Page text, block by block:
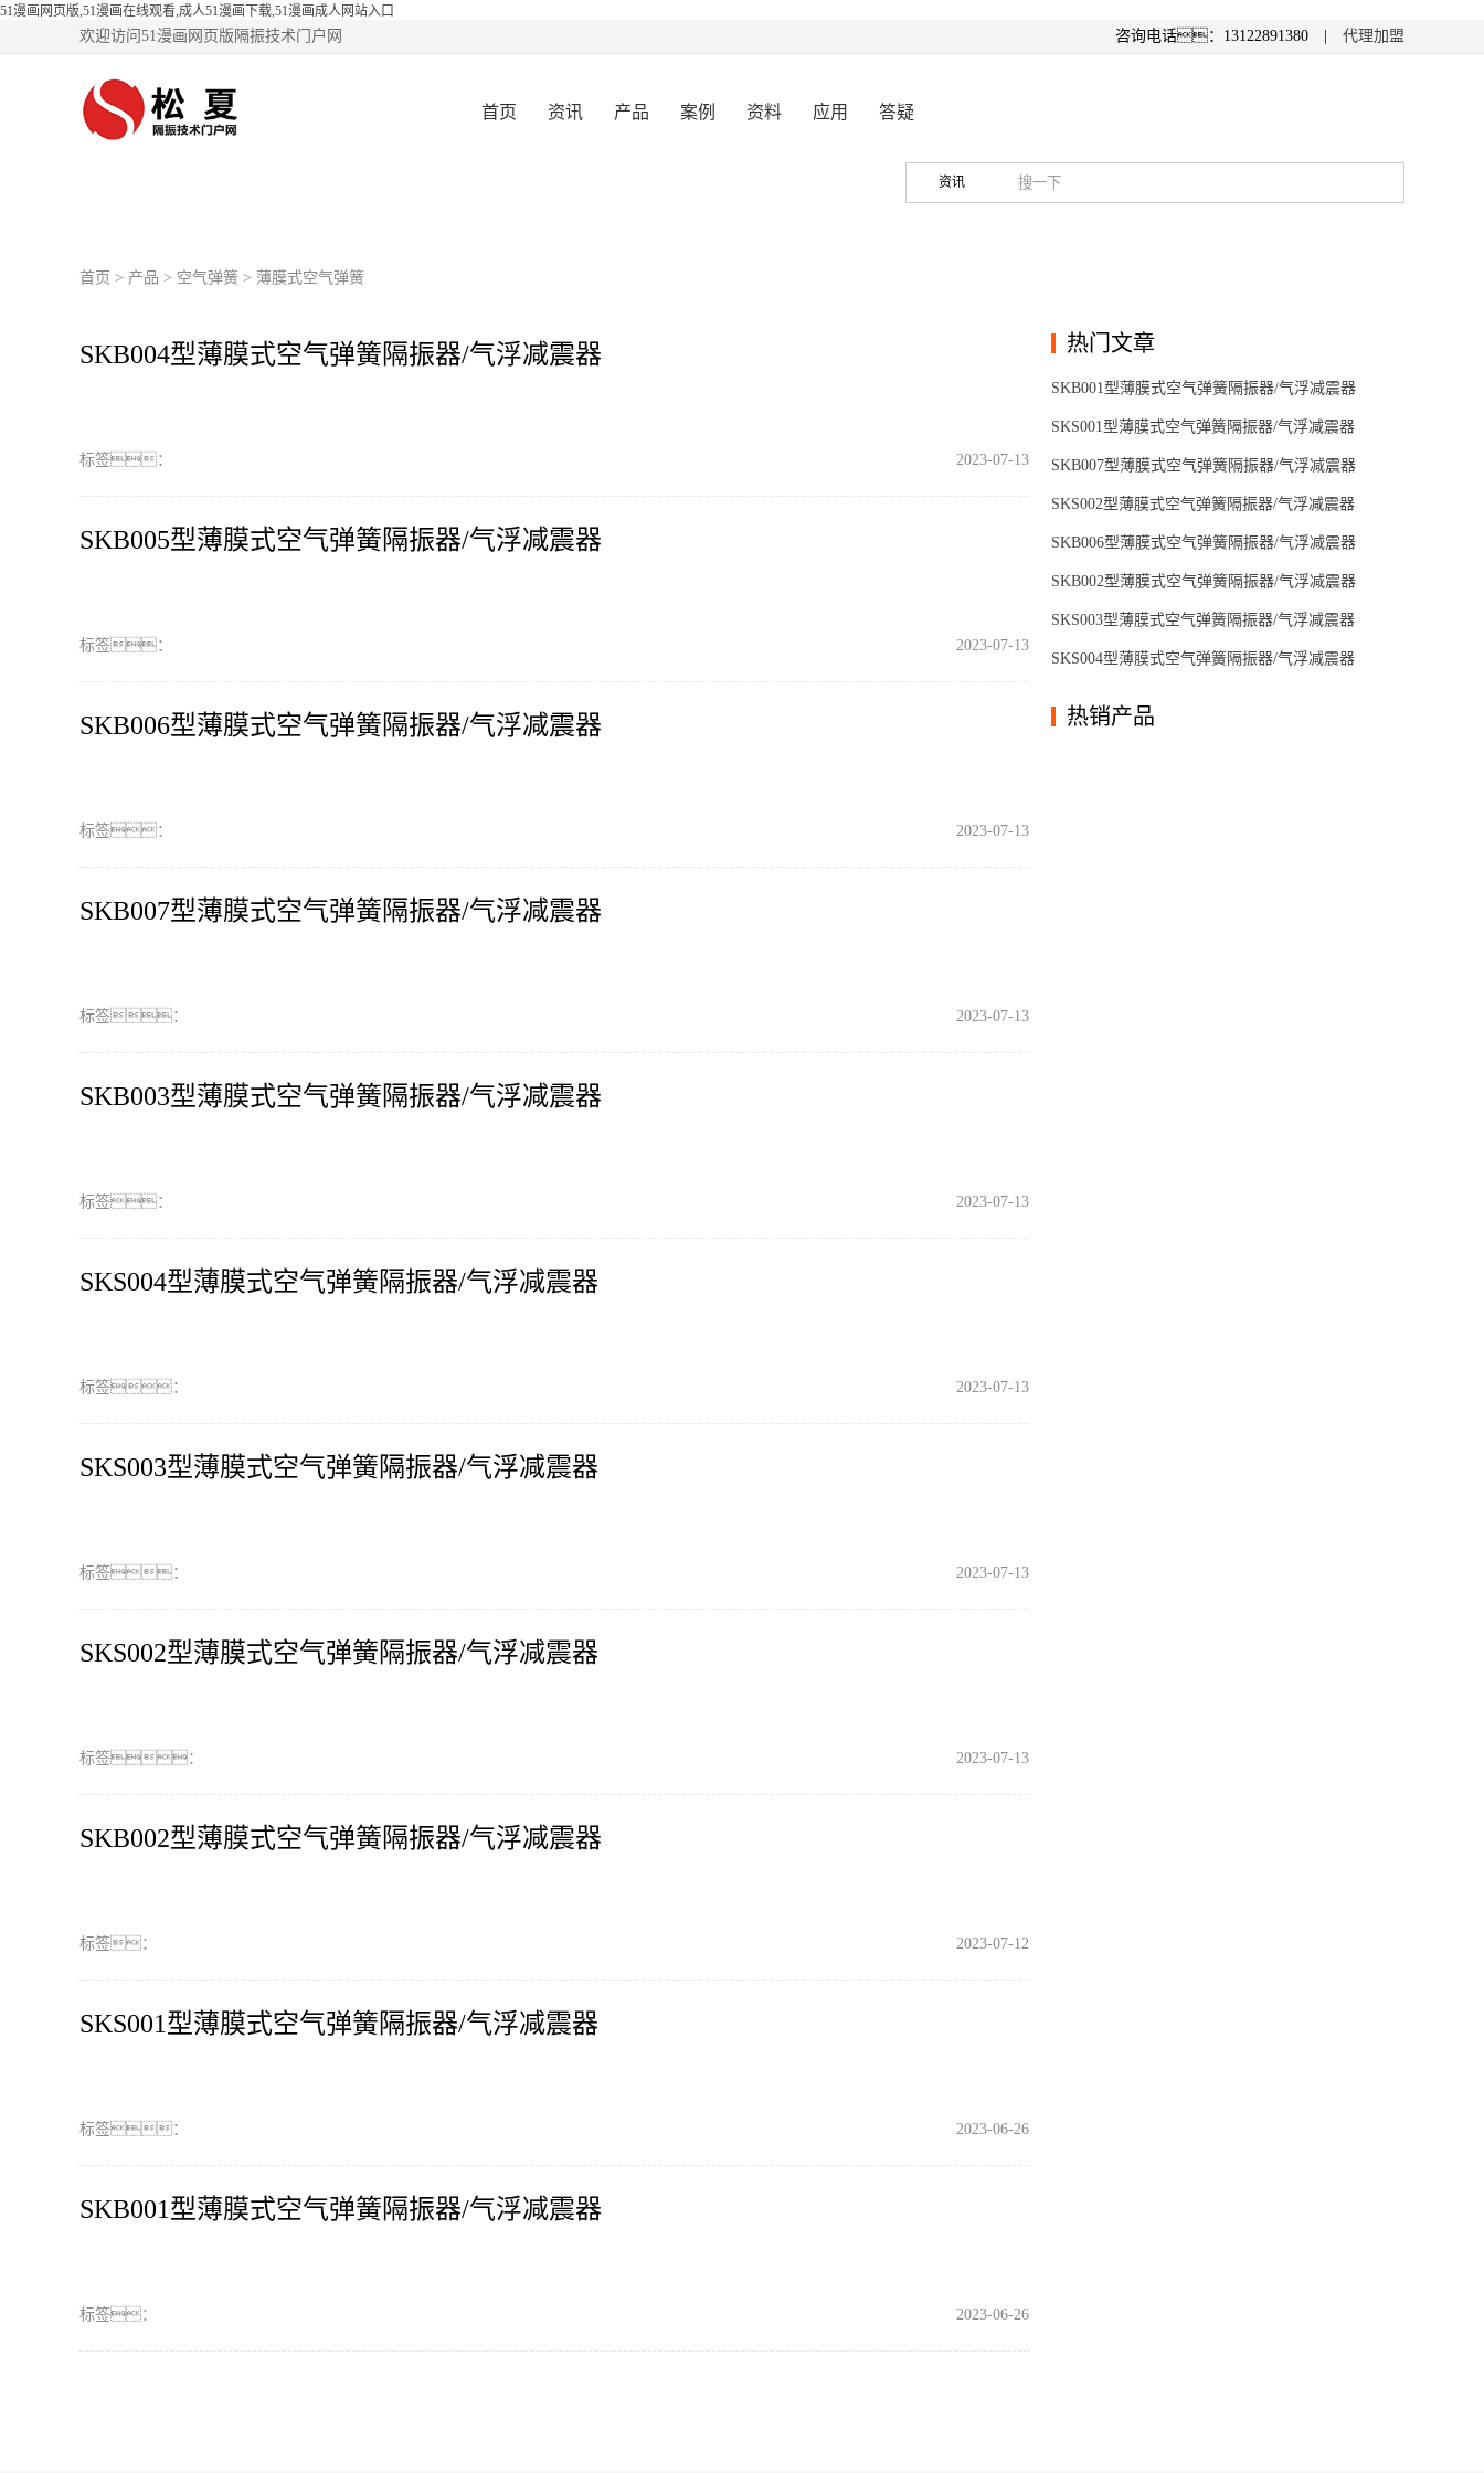
51漫画网页版,51漫画在线观看,成人51漫画下载,51漫画成人网站入口
欢迎访问51漫画网页版隔振技术门户网 咨询电话：13122891380 | 代理加盟
首页 资讯 产品 案例 资料 应用 答疑
资讯
首页 > 产品 > 空气弹簧 > 薄膜式空气弹簧
SKB004型薄膜式空气弹簧隔振器/气浮减震器
标签： 2023-07-13
SKB005型薄膜式空气弹簧隔振器/气浮减震器
标签： 2023-07-13
SKB006型薄膜式空气弹簧隔振器/气浮减震器
标签： 2023-07-13
SKB007型薄膜式空气弹簧隔振器/气浮减震器
标签： 2023-07-13
SKB003型薄膜式空气弹簧隔振器/气浮减震器
标签： 2023-07-13
SKS004型薄膜式空气弹簧隔振器/气浮减震器
标签： 2023-07-13
SKS003型薄膜式空气弹簧隔振器/气浮减震器
标签： 2023-07-13
SKS002型薄膜式空气弹簧隔振器/气浮减震器
标签： 2023-07-13
SKB002型薄膜式空气弹簧隔振器/气浮减震器
标签： 2023-07-12
SKS001型薄膜式空气弹簧隔振器/气浮减震器
标签： 2023-06-26
SKB001型薄膜式空气弹簧隔振器/气浮减震器
标签： 2023-06-26
热门文章
SKB001型薄膜式空气弹簧隔振器/气浮减震器
SKS001型薄膜式空气弹簧隔振器/气浮减震器
SKB007型薄膜式空气弹簧隔振器/气浮减震器
SKS002型薄膜式空气弹簧隔振器/气浮减震器
SKB006型薄膜式空气弹簧隔振器/气浮减震器
SKB002型薄膜式空气弹簧隔振器/气浮减震器
SKS003型薄膜式空气弹簧隔振器/气浮减震器
SKS004型薄膜式空气弹簧隔振器/气浮减震器
热销产品